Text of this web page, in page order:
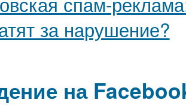
за нарушение?
на